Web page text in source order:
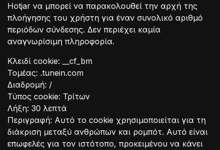
Hotjar να μπορεί να παρακολουθεί την αρχή της
πλοήγησης του χρήστη για έναν συνολικό αριθμό
περιόδων σύνδεσης. Δεν περιέχει καμία
αναγνωρίσιμη πληροφορία.
Κλειδί cookie: __cf_bm
Τομέας: .tunein.com
Διαδρομή: /
Τύπος cookie: Τρίτων
Λήξη: 30 λεπτά
Περιγραφή: Αυτό το cookie χρησιμοποιείται για τη
διάκριση μεταξύ ανθρώπων και ρομπότ. Αυτό είναι
επωφελές για τον ιστότοπο, προκειμένου να κάνει